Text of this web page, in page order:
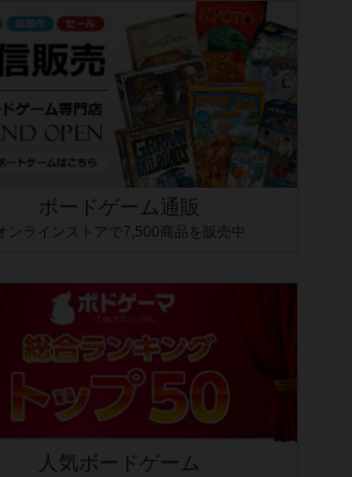
ボードゲーム通販
オンラインストアで7,500商品を販売中
人気ボードゲーム